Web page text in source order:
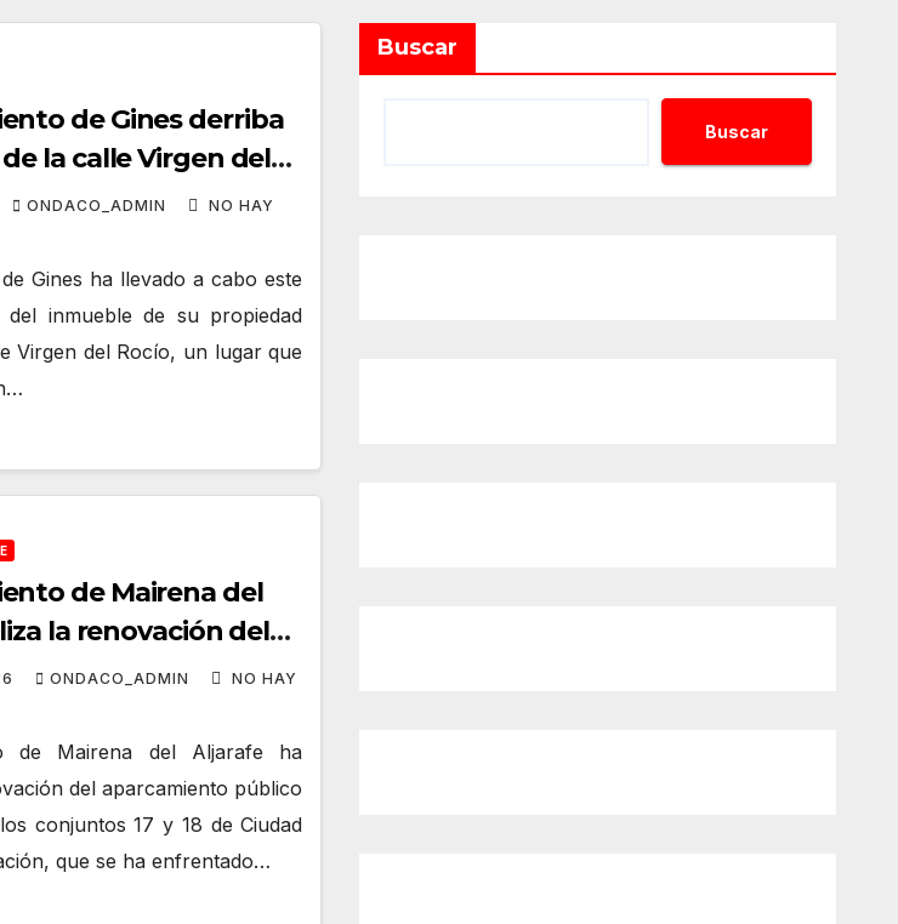
de Gines derriba
la calle Virgen del
destinará a
público
ONDACO_ADMIN NO HAY
Gines ha llevado a cabo este
inmueble de su propiedad
Virgen del Rocío, un lugar que
de Mairena del
la renovación del
frente a los
18 de Ciudad
ONDACO_ADMIN NO HAY
de Mairena del Aljarafe ha
del aparcamiento público
conjuntos 17 y 18 de Ciudad
que se ha enfrentado…
Buscar
Buscar